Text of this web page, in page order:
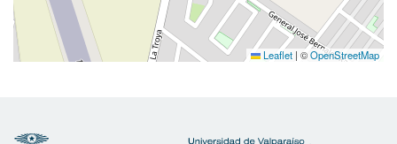
Leaflet | ©OpenStreetMap